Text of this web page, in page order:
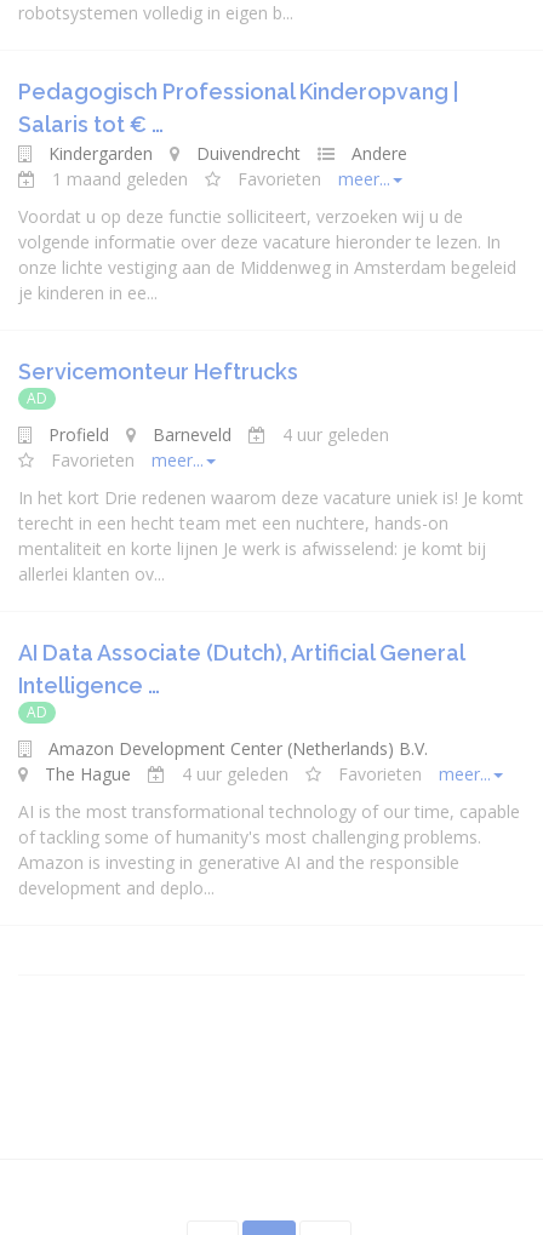
robotsystemen volledig in eigen b...
Pedagogisch Professional Kinderopvang |
Salaris tot € …
Kindergarden Duivendrecht
Andere
1 maand geleden
Favorieten
meer...
Voordat u op deze functie solliciteert, verzoeken wij u de
volgende informatie over deze vacature hieronder te lezen. In
onze lichte vestiging aan de Middenweg in Amsterdam begeleid
je kinderen in ee...
Servicemonteur Heftrucks
AD
Profield Barneveld
4 uur geleden
Favorieten
meer...
In het kort Drie redenen waarom deze vacature uniek is! Je komt
terecht in een hecht team met een nuchtere, hands-on
mentaliteit en korte lijnen Je werk is afwisselend: je komt bij
allerlei klanten ov...
AI Data Associate (Dutch), Artificial General
Intelligence …
AD
Amazon Development Center (Netherlands) B.V.
The Hague
4 uur geleden Favorieten
meer...
AI is the most transformational technology of our time, capable
of tackling some of humanity's most challenging problems.
Amazon is investing in generative AI and the responsible
development and deplo...